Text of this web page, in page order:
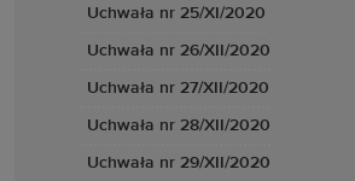
Uchwała nr 25/XI/2020
Uchwała nr 26/XII/2020
Uchwała nr 27/XII/2020
Uchwała nr 28/XII/2020
Uchwała nr 29/XII/2020